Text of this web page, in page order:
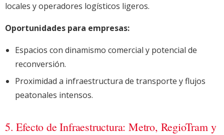
locales y operadores logísticos ligeros.
Oportunidades para empresas:
Espacios con dinamismo comercial y potencial de
reconversión.
Proximidad a infraestructura de transporte y flujos
peatonales intensos.
5. Efecto de Infraestructura: Metro, RegioTram y